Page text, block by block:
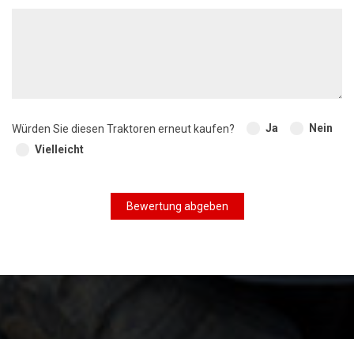
Würden Sie diesen Traktoren erneut kaufen? Ja
Nein
Vielleicht
Bewertung abgeben